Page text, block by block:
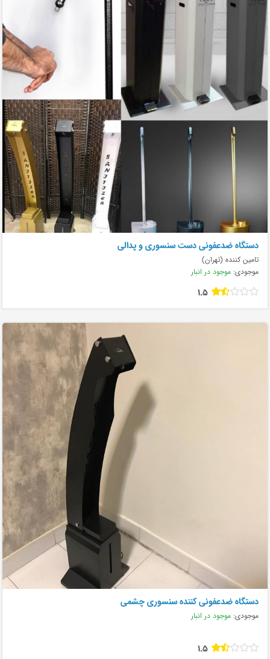
دستگاه ضدعفونی دست سنسوری و پدالی
تامین کننده (تهران)
موجودی: موجود در انبار
1.5
دستگاه ضدعفونی کننده سنسوری چشمی
موجودی: موجود در انبار
1.5